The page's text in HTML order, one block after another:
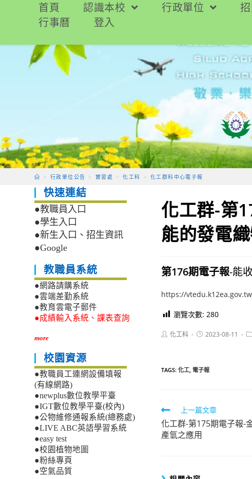
要
首頁 認識本校 行政單位
行事曆
登入
> 行政單位公告 > 實習處 > 化工科 > 化工群科中心電子報
化工群-第
能的發電
第176期電子報-能
https://
瀏覽次數: 280
Post化工科
Post2023-08-11
TAGS:化工 電子報
Read
more
articles
上一篇文章
化工群-第175期電子報-
產氫之應用
快速連結
●教職員入口
●學生入口
●新生入口、招生資訊
●Google
教職員系統
●網路請購系統
●雲端差勤系統
●教育雲電子郵件
●成績輸入系統、課表查詢
more
校園資源
●教職員工連網設備填報
(有線網路)
●newplus數位教學平臺
●IGT數位教學平臺(校內)
●公物維修通報系統(總務處)
●LIVE ABC英語學習系統
●easy test
●校園植物地圖
●粉絲專頁
●空氣品質